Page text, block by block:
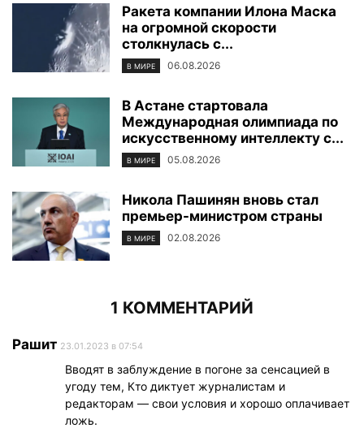
Ракета компании Илона Маска
на огромной скорости
столкнулась с...
В МИРЕ 06.08.2026
В Астане стартовала
Международная олимпиада по
искусственному интеллекту с...
В МИРЕ 05.08.2026
Никола Пашинян вновь стал
премьер-министром страны
В МИРЕ 02.08.2026
1 КОММЕНТАРИЙ
Рашит 23.01.2023 в 07:54
Вводят в заблуждение в погоне за сенсацией в
угоду тем, Кто диктует журналистам и
редакторам — свои условия и хорошо оплачивает
ложь.